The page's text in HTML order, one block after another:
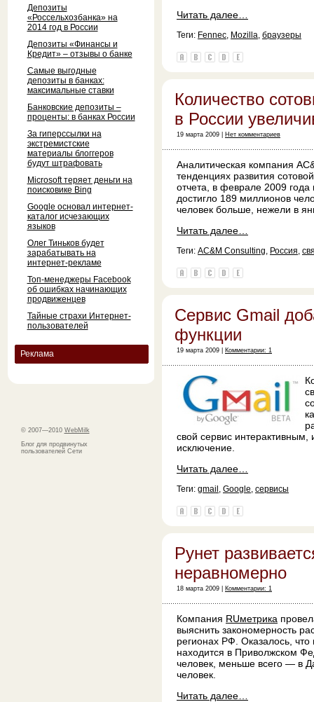
Депозиты
«Россельхозбанка» на
2014 год в России
Депозиты «Финансы и
Кредит» – отзывы о банке
Самые выгодные
депозиты в банках:
максимальные ставки
Банковские депозиты –
проценты: в банках России
За гиперссылки на
экстремистские
материалы блоггеров
будут штрафовать
Microsoft теряет деньги на
поисковике Bing
Google основал интернет-
каталог исчезающих
языков
Олег Тиньков будет
зарабатывать на
интернет-рекламе
Топ-менеджеры Facebook
об ошибках начинающих
продвиженцев
Тайные страхи Интернет-
пользователей
Реклама
© 2007—2010 WebMilk
Блог для продвинутых
пользователей Сети
Читать далее…
Теги: Fennec, Mozilla, браузеры
Количество
в России
19 марта 2009 | Нет комментариев
Аналитическая компания
тенденциях развития
отчета, в феврале 2009 года
достигло 189 миллионов
человек больше, нежели в
Читать далее…
Теги: AC&M Consulting, Россия,
Сервис Gmail
функции
19 марта 2009 | Комментарии: 1
свой сервис
исключение.
Читать далее…
Теги: gmail , Google, сервисы
Рунет
неравномерно
18 марта 2009 | Комментарии: 1
Компания RUметрика
выяснить закономерность
регионах РФ. Оказалось,
находится в Приволжском
человек, меньше всего — в
человек.
Читать далее…